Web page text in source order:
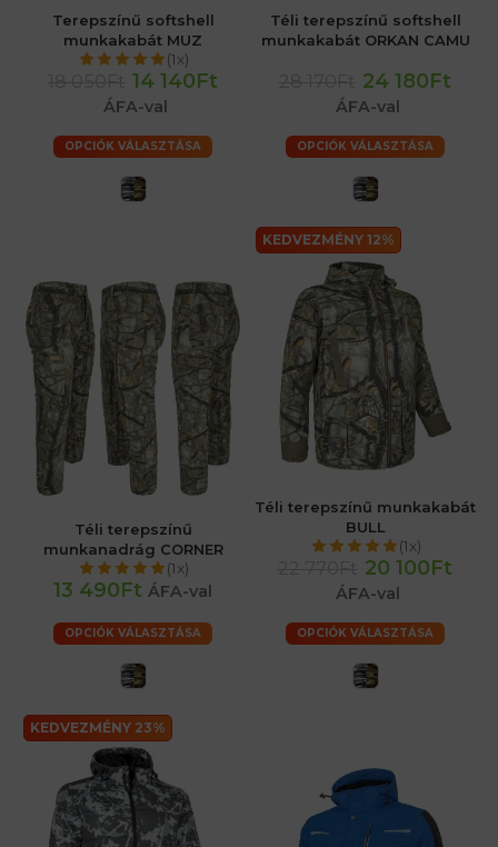
Terepszínű softshell
munkakabát MUZ
(1x)
14 140Ft
ÁFA-val
OPCIÓK VÁLASZTÁSA
Téli terepszínű softshell
munkakabát ORKAN CAMU
24 180Ft
ÁFA-val
OPCIÓK VÁLASZTÁSA
Téli terepszínű
munkanadrág CORNER
(1x)
13 490Ft ÁFA-val
OPCIÓK VÁLASZTÁSA
KEDVEZMÉNY 12%
Téli terepszínű munkakabát
BULL
(1x)
20 100Ft
ÁFA-val
OPCIÓK VÁLASZTÁSA
KEDVEZMÉNY 23%